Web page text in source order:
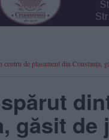
centru de plasament din Constanța,
găsit de